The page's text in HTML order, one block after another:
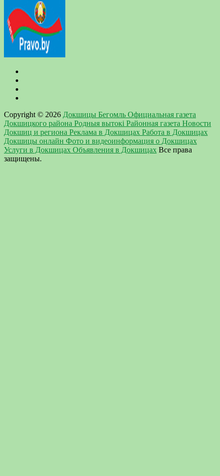
Copyright © 2026 Докшицы Бегомль Официальная газета
Докшицкого района Родныя вытокi Районная газета Новости
Докшиц и региона Реклама в Докшицах Работа в Докшицах
Докшицы онлайн Фото и видеоинформация о Докшицах
Услуги в Докшицах Объявления в Докшицах Все права
защищены.